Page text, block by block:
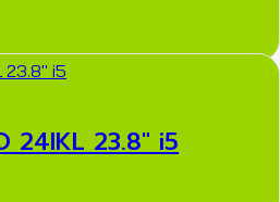
24IKL 23.8″ i5